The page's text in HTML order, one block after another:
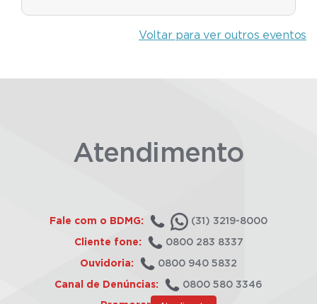
Voltar para ver outros eventos
Atendimento
Fale com o BDMG: (31) 3219-8000
Cliente fone: 0800 283 8337
Ouvidoria: 0800 940 5832
Canal de Denúncias: 0800 580 3346